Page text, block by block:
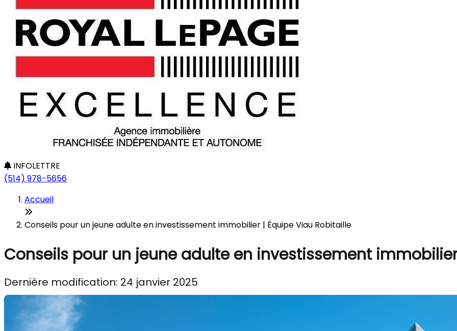
INFOLETTRE
(514) 978-5656
Accueil
Conseils pour un jeune adulte en investissement immobilier | Équipe Viau Robitaille
Conseils pour un jeune adulte en investissement
Dernière modification: 24 janvier 2025